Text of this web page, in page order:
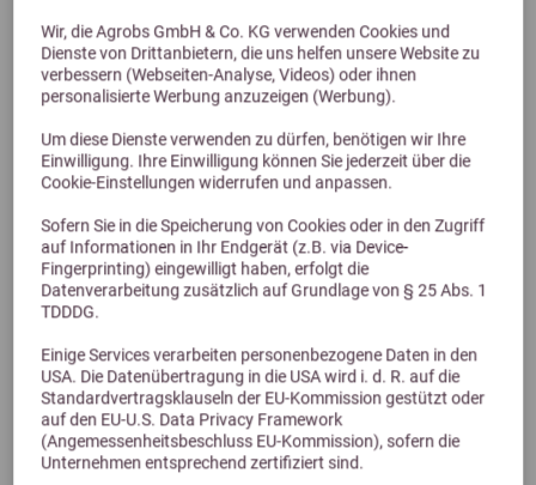
Wir, die Agrobs GmbH & Co. KG verwenden Cookies und
Dienste von Drittanbietern, die uns helfen unsere Website zu
verbessern (Webseiten-Analyse, Videos) oder ihnen
personalisierte Werbung anzuzeigen (Werbung).
Um diese Dienste verwenden zu dürfen, benötigen wir Ihre
Einwilligung. Ihre Einwilligung können Sie jederzeit über die
Cookie-Einstellungen widerrufen und anpassen.
Sofern Sie in die Speicherung von Cookies oder in den Zugriff
auf Informationen in Ihr Endgerät (z.B. via Device-
Fingerprinting) eingewilligt haben, erfolgt die
Datenverarbeitung zusätzlich auf Grundlage von § 25 Abs. 1
TDDDG.
Einige Services verarbeiten personenbezogene Daten in den
USA. Die Datenübertragung in die USA wird i. d. R. auf die
Standardvertragsklauseln der EU-Kommission gestützt oder
auf den EU-U.S. Data Privacy Framework
(Angemessenheitsbeschluss EU-Kommission), sofern die
Unternehmen entsprechend zertifiziert sind.
Olimond BB gut 1L
69,95 €
Previous